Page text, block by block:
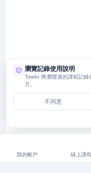
我的帳戶 線上課程
瀏覽記錄使用說明
Tewkr 將瀏覽過的課程記
方。
不同意